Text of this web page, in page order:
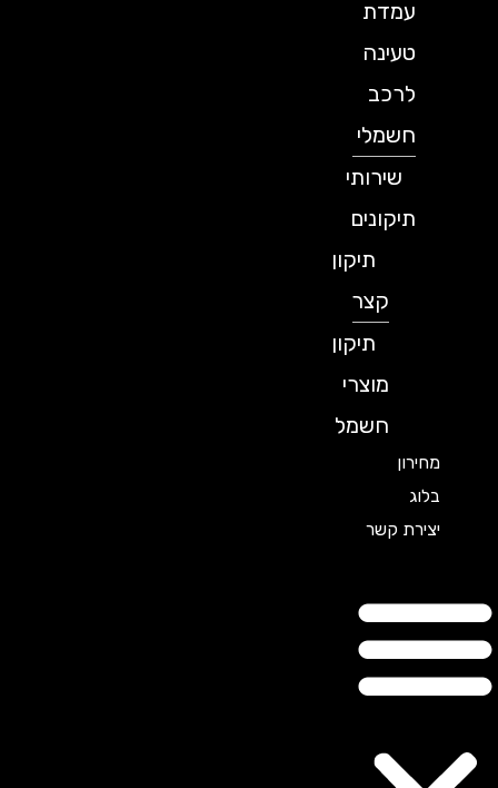
עמדת
טעינה
לרכב
חשמלי
שירותי
תיקונים
תיקון
תיקון
מוצרי
חשמל
מחירון
יצירת קשר